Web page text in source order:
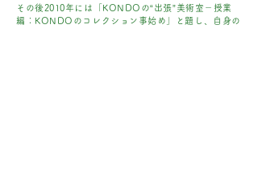
その後2010年には「KONDOの“出張”美術室－授業
編：KONDOのコレクション事始め」と題し、自身の